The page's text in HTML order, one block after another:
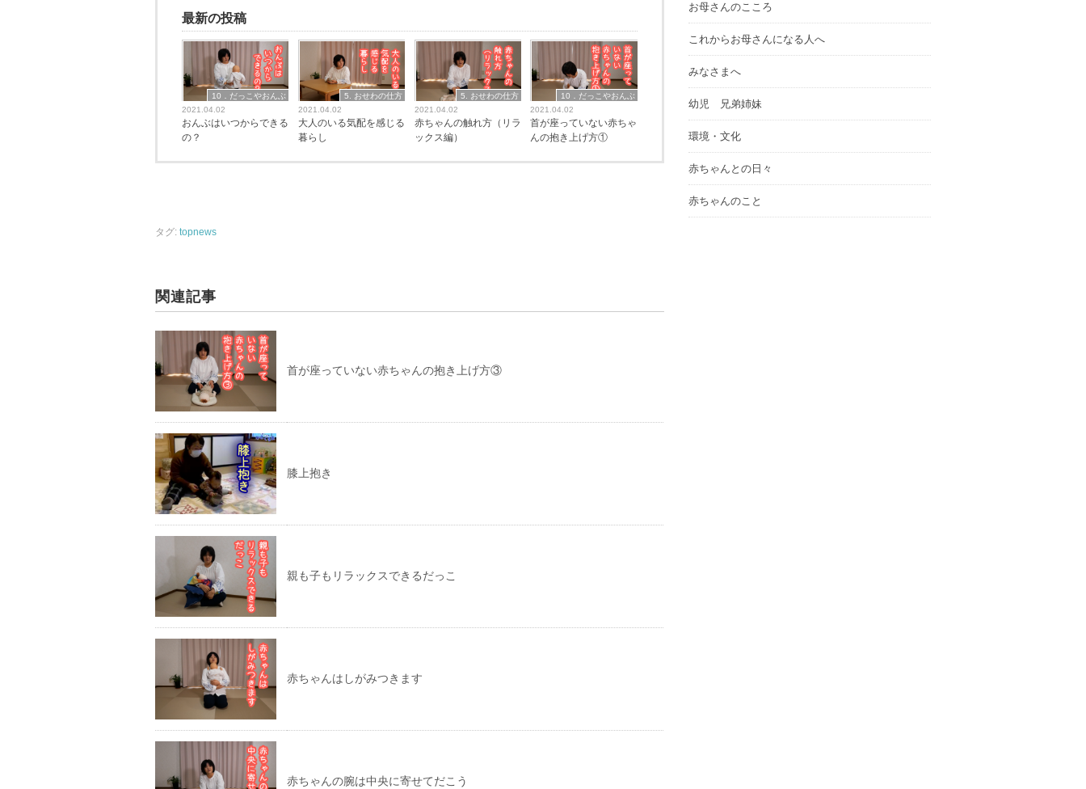
最新の投稿
10．だっこやおんぶ
2021.04.02
おんぶはいつからできる
の？
5. おせわの仕方
2021.04.02
大人のいる気配を感じる
暮らし
5. おせわの仕方
2021.04.02
赤ちゃんの触れ方（リラ
ックス編）
10．だっこやおんぶ
2021.04.02
首が座っていない赤ちゃ
んの抱き上げ方①
タグ: topnews
関連記事
首が座っていない赤ちゃんの抱き上げ方③
膝上抱き
親も子もリラックスできるだっこ
赤ちゃんはしがみつきます
赤ちゃんの腕は中央に寄せてだこう
お母さんのこころ
これからお母さんになる人へ
みなさまへ
幼児 兄弟姉妹
環境・文化
赤ちゃんとの日々
赤ちゃんのこと